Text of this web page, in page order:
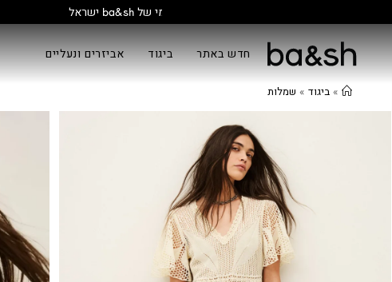
חדש באתר ביגוד אביזרים ונעליים
» ביגוד » שמלות